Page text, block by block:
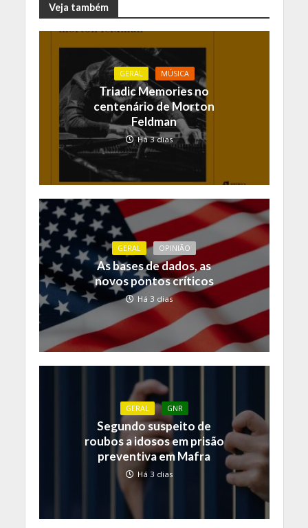
Veja também
GERAL MÚSICA
Triadic Memories no
centenário de Morton
Feldman
Há 3 dias
GERAL OPINIÃO
As bases de dados, as
novos pontos críticos
Há 3 dias
GERAL GNR
Segundo suspeito de
roubos a idosos em prisão
preventiva em Mafra
Há 3 dias